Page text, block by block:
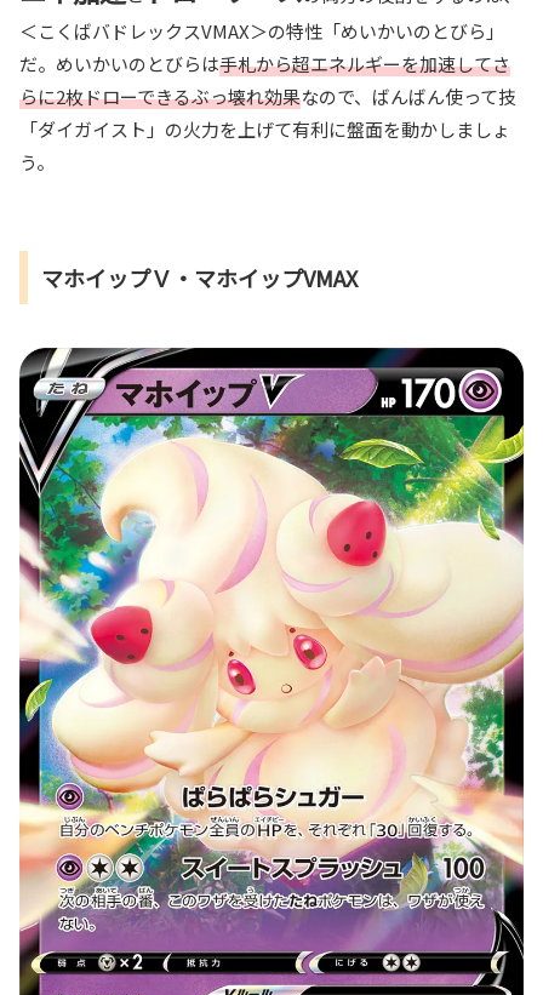
＜こくばバドレックスVMAX＞の特性「めいかいのとびら」
だ。めいかいのとびらは手札から超エネルギーを加速してさ
らに2枚ドローできるぶっ壊れ効果なので、ばんばん使って技
「ダイガイスト」の火力を上げて有利に盤面を動かしましょ
う。
マホイップＶ・マホイップVMAX